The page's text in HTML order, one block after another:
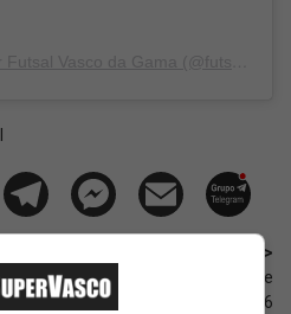
Próximo >
Notícias sobre o Vasco: 13 de
maio de 2026